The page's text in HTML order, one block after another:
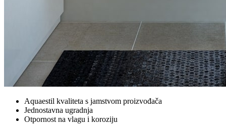
Aquaestil kvaliteta s jamstvom proizvođača
Jednostavna ugradnja
Otpornost na vlagu i koroziju